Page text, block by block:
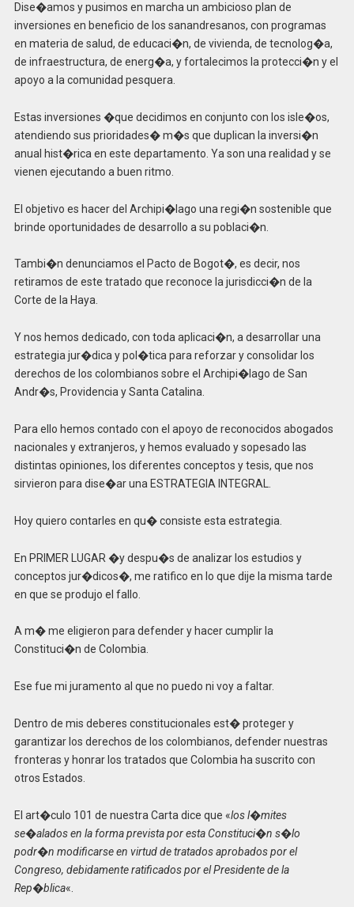
Dise�amos y pusimos en marcha un ambicioso plan de
inversiones en beneficio de los sanandresanos, con programas
en materia de salud, de educaci�n, de vivienda, de tecnolog�a,
de infraestructura, de energ�a, y fortalecimos la protecci�n y el
apoyo a la comunidad pesquera.
Estas inversiones �que decidimos en conjunto con los isle�os,
atendiendo sus prioridades� m�s que duplican la inversi�n
anual hist�rica en este departamento. Ya son una realidad y se
vienen ejecutando a buen ritmo.
El objetivo es hacer del Archipi�lago una regi�n sostenible que
brinde oportunidades de desarrollo a su poblaci�n.
Tambi�n denunciamos el Pacto de Bogot�, es decir, nos
retiramos de este tratado que reconoce la jurisdicci�n de la
Corte de la Haya.
Y nos hemos dedicado, con toda aplicaci�n, a desarrollar una
estrategia jur�dica y pol�tica para reforzar y consolidar los
derechos de los colombianos sobre el Archipi�lago de San
Andr�s, Providencia y Santa Catalina.
Para ello hemos contado con el apoyo de reconocidos abogados
nacionales y extranjeros, y hemos evaluado y sopesado las
distintas opiniones, los diferentes conceptos y tesis, que nos
sirvieron para dise�ar una ESTRATEGIA INTEGRAL.
Hoy quiero contarles en qu� consiste esta estrategia.
En PRIMER LUGAR �y despu�s de analizar los estudios y
conceptos jur�dicos�, me ratifico en lo que dije la misma tarde
en que se produjo el fallo.
A m� me eligieron para defender y hacer cumplir la
Constituci�n de Colombia.
Ese fue mi juramento al que no puedo ni voy a faltar.
Dentro de mis deberes constitucionales est� proteger y
garantizar los derechos de los colombianos, defender nuestras
fronteras y honrar los tratados que Colombia ha suscrito con
otros Estados.
El art�culo 101 de nuestra Carta dice que «los l�mites
se�alados en la forma prevista por esta Constituci�n s�lo
podr�n modificarse en virtud de tratados aprobados por el
Congreso, debidamente ratificados por el Presidente de la
Rep�blica«.